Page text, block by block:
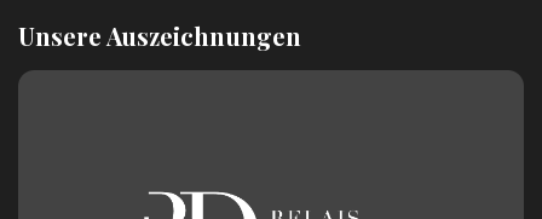
Unsere Auszeichnungen